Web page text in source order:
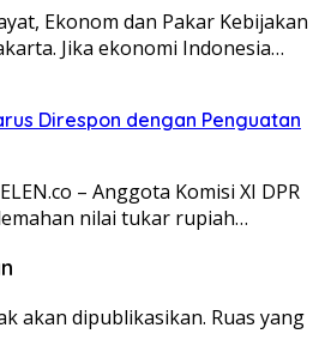
Ekonom dan Pakar Kebijakan
Jika ekonomi Indonesia…
Direspon dengan Penguatan
– Anggota Komisi XI DPR
nilai tukar rupiah…
akan dipublikasikan. Ruas yang